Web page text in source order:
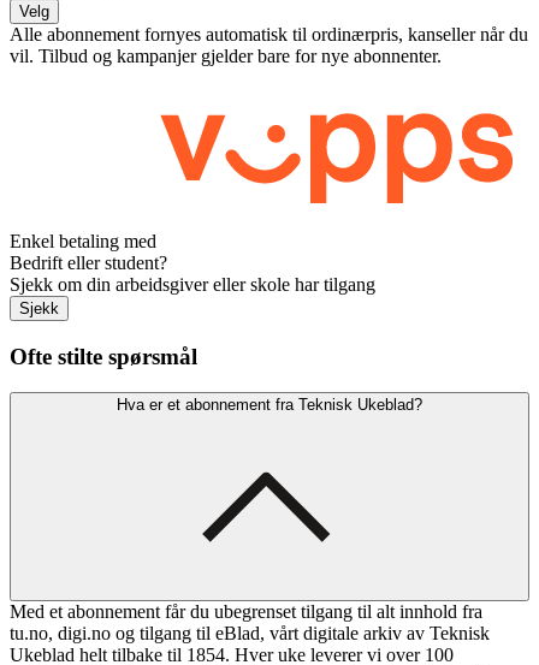
Velg
Alle abonnement fornyes automatisk til ordinærpris, kanseller når du
vil. Tilbud og kampanjer gjelder bare for nye abonnenter.
Enkel betaling med
Bedrift eller student?
Sjekk om din arbeidsgiver eller skole har tilgang
Sjekk
Ofte stilte spørsmål
Hva er et abonnement fra Teknisk Ukeblad?
Med et abonnement får du ubegrenset tilgang til alt innhold fra
tu.no, digi.no og tilgang til eBlad, vårt digitale arkiv av Teknisk
Ukeblad helt tilbake til 1854. Hver uke leverer vi over 100